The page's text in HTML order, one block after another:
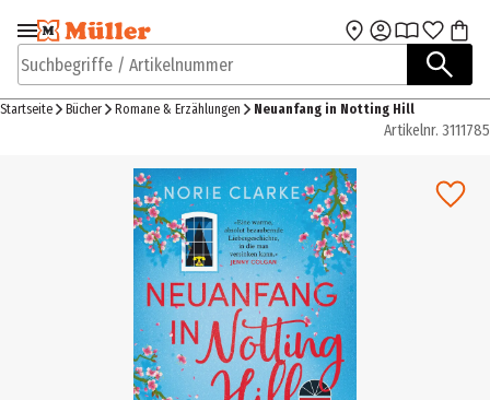
Zur Navigation
springen
Zum Hauptinhalt
Suchbegriffe / Artikelnummer
Startseite Bücher Romane & Erzählungen Neuanfang in Notting Hill
Artikelnr. 3111785